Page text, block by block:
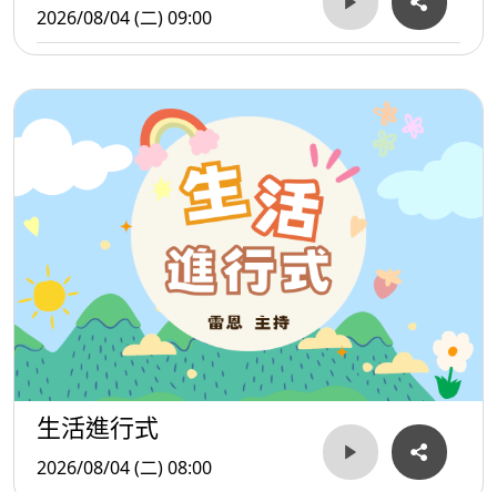
2026/08/04 (二) 09:00
生活進行式
2026/08/04 (二) 08:00